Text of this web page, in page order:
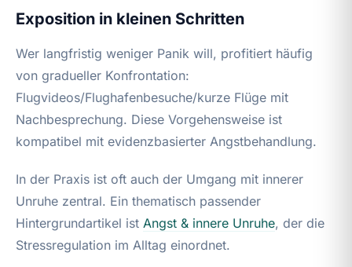
Exposition in kleinen Schritten
Wer langfristig weniger Panik will, profitiert häufig
von gradueller Konfrontation:
Flugvideos/Flughafenbesuche/kurze Flüge mit
Nachbesprechung. Diese Vorgehensweise ist
kompatibel mit evidenzbasierter Angstbehandlung.
In der Praxis ist oft auch der Umgang mit innerer
Unruhe zentral. Ein thematisch passender
Hintergrundartikel ist Angst & innere Unruhe, der die
Stressregulation im Alltag einordnet.